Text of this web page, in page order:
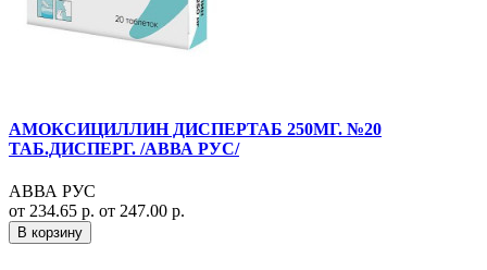
АМОКСИЦИЛЛИН ДИСПЕРТАБ 250МГ. №20
ТАБ.ДИСПЕРГ. /АВВА РУС/
АВВА РУС
от 234.65 р. от 247.00 р.
В корзину